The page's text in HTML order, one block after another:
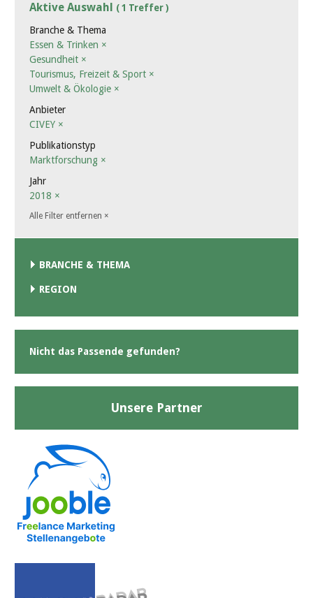
Aktive Auswahl ( 1 Treffer )
Branche & Thema
Essen & Trinken ×
Gesundheit ×
Tourismus, Freizeit & Sport ×
Umwelt & Ökologie ×
Anbieter
CIVEY ×
Publikationstyp
Marktforschung ×
Jahr
2018 ×
Alle Filter entfernen ×
BRANCHE & THEMA
REGION
Nicht das Passende gefunden?
Unsere Partner